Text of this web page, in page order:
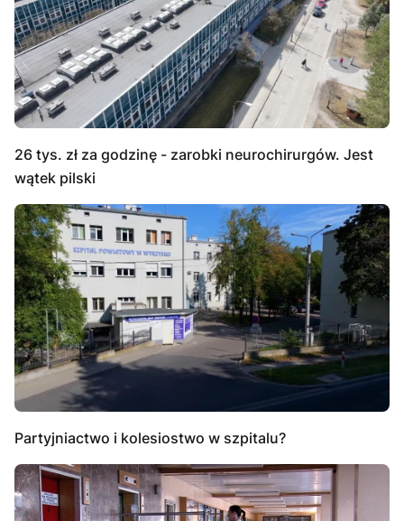
26 tys. zł za godzinę - zarobki neurochirurgów. Jest
wątek pilski
Partyjniactwo i kolesiostwo w szpitalu?